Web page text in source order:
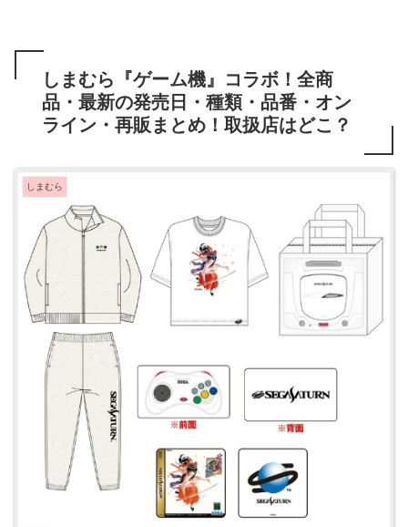
しまむら『ゲーム機』コラボ！全商
品・最新の発売日・種類・品番・オン
ライン・再販まとめ！取扱店はどこ？
しまむら